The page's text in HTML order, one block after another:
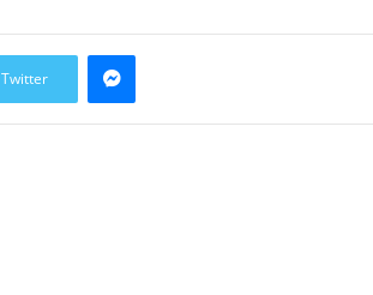
Twitter
Hadkan Laluan Bantuan ke Gaza
Keputusan Mahkamah Jerman
Lindungi Kritikan Terhadap Israel Uji